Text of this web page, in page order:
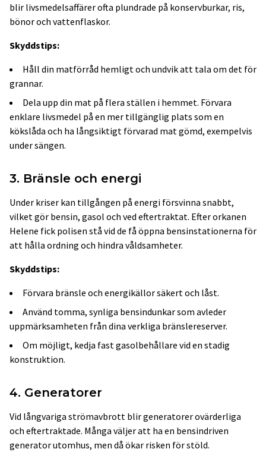
blir livsmedelsaffärer ofta plundrade på konservburkar, ris,
bönor och vattenflaskor.
Skyddstips:
Håll din matförråd hemligt och undvik att tala om det för
grannar.
Dela upp din mat på flera ställen i hemmet. Förvara
enklare livsmedel på en mer tillgänglig plats som en
kökslåda och ha långsiktigt förvarad mat gömd, exempelvis
under sängen.
3. Bränsle och energi
Under kriser kan tillgången på energi försvinna snabbt,
vilket gör bensin, gasol och ved eftertraktat. Efter orkanen
Helene fick polisen stå vid de få öppna bensinstationerna för
att hålla ordning och hindra våldsamheter.
Skyddstips:
Förvara bränsle och energikällor säkert och låst.
Använd tomma, synliga bensindunkar som avleder
uppmärksamheten från dina verkliga bränslereserver.
Om möjligt, kedja fast gasolbehållare vid en stadig
konstruktion.
4. Generatorer
Vid långvariga strömavbrott blir generatorer ovärderliga
och eftertraktade. Många väljer att ha en bensindriven
generator utomhus, men då ökar risken för stöld.